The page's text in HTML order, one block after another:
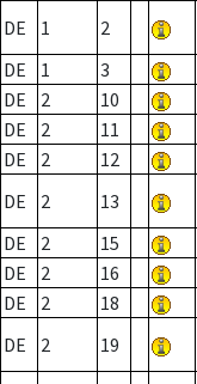
DE
1 2
DE
1 3
DE
2 10
DE
2 11
DE
2 12
DE
2 13
DE
2 15
DE
2 16
DE
2 18
DE
2 19